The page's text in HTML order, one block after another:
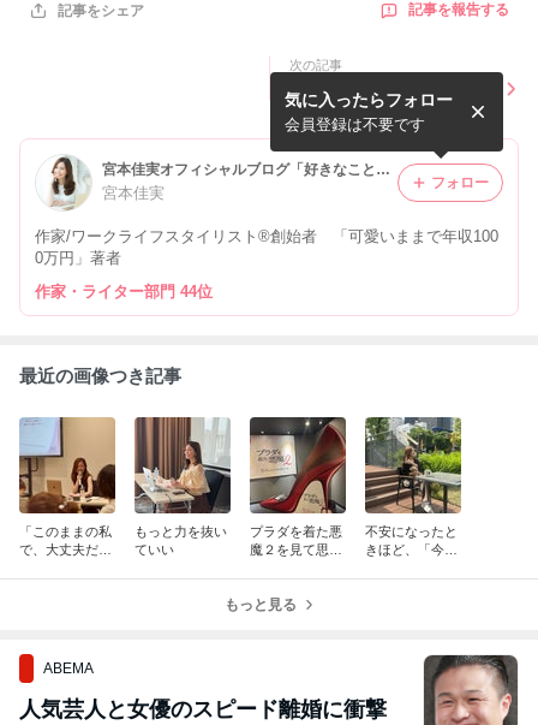
記事をシェア 記事を報告する
次の記事
「このままの私で、大丈夫
だ」と心から安心すると世界
が変わる
宮本佳実オフィシャルブログ「好きなことを好きな時に好きな場所で好きなだけ♡」Powered by Ameba
宮本佳実
作家/ワークライフスタイリスト®︎創始者 「可愛いままで年収100
0万円」著者
気に入ったらフォロー
会員登録は不要です
フォロー
作家・ライター部門 44位
最近の画像つき記事
「このままの私
で、大丈夫だ」
もっと力を抜い
ていい
プラダを着た悪
魔２を見て思っ
不安になったと
きほど、「今」
もっと見る
ABEMA
人気芸人と女優のスピード離婚に衝撃